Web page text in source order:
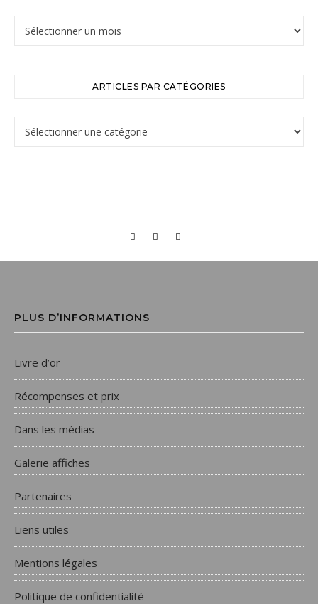
ARTICLES PAR CATÉGORIES
PLUS D’INFORMATIONS
Livre d’or
Récompenses et prix
Dans les médias
Galerie affiches
Partenaires
Liens utiles
Mentions légales
Politique de confidentialité